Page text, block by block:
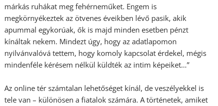
márkás ruhákat meg fehérneműket. Engem is
megkörnyékeztek az ötvenes éveikben lévő pasik, akik
apummal egykorúak, ők is majd minden esetben pénzt
kínáltak nekem. Mindezt úgy, hogy az adatlapomon
nyilvánvalóvá tettem, hogy komoly kapcsolat érdekel, mégis
mindenféle kérésem nélkül küldték az intim képeiket…”
Az online tér számtalan lehetőséget kínál, de veszélyekkel is
tele van – különösen a fiatalok számára. A történetek, amiket